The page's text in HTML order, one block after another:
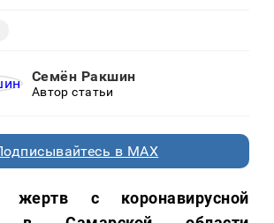
Семён Ракшин
Автор статьи
в MAX
жертв с коронавирусной